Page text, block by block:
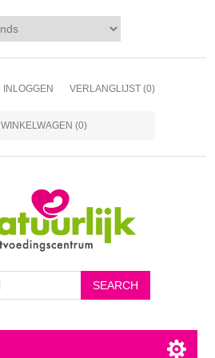
INLOGGEN VERLANGLIJST (0)
WINKELWAGEN (0)